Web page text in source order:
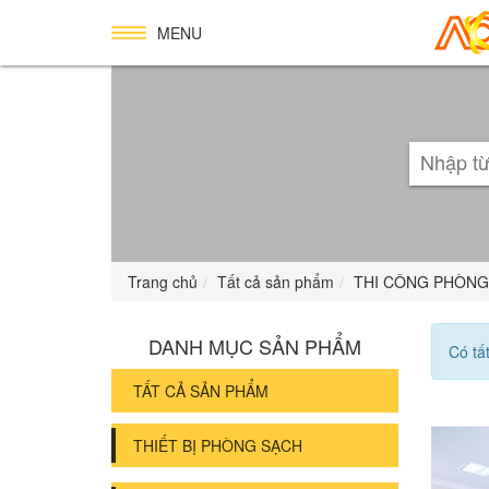
MENU
Trang chủ Tất cả sản phẩm THI CÔNG
DANH MỤC SẢN PHẨM
TẤT CẢ SẢN PHẨM
THIẾT BỊ PHÒNG SẠCH
Có